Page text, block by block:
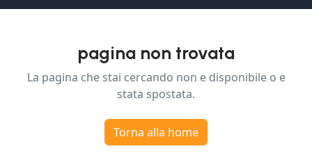
pagina non trovata
La pagina che stai cercando non e disponibile o e
stata spostata.
Torna alla home